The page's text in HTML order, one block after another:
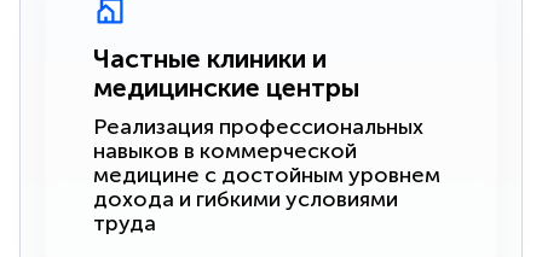
Частные клиники и
медицинские центры
Реализация профессиональных
навыков в коммерческой
медицине с достойным уровнем
дохода и гибкими условиями
труда